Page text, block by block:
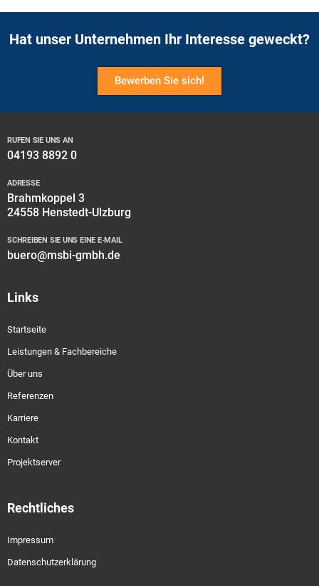
Hat unser Unternehmen Ihr Interesse geweckt?
Bewerben Sie sich!
RUFEN SIE UNS AN
04193 8892 0
ADRESSE
Brahmkoppel 3
24558 Henstedt-Ulzburg
SCHREIBEN SIE UNS EINE E-MAIL
buero@msbi-gmbh.de
Links
Startseite
Leistungen & Fachbereiche
Über uns
Referenzen
Karriere
Kontakt
Projektserver
Rechtliches
Impressum
Datenschutzerklärung